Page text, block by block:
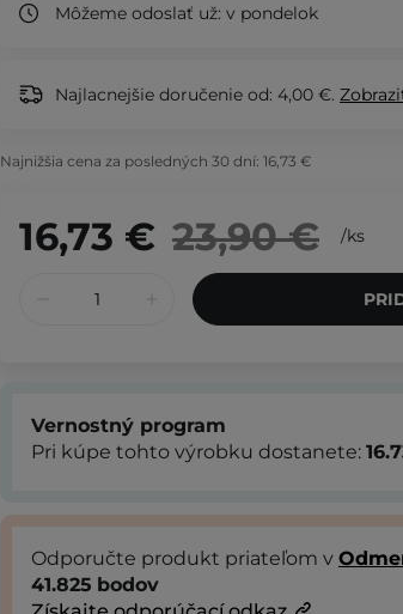
Môžeme odoslať už: v pondelok
Najlacnejšie doručenie od: 4,00 €.
Najnižšia cena za posledných 30 dní: 16,73 €
16,73 € 23,90 € /ks
Vernostný program
Pri kúpe tohto výrobku dostanete:
Odporučte produkt priateľom v
41.825 bodov